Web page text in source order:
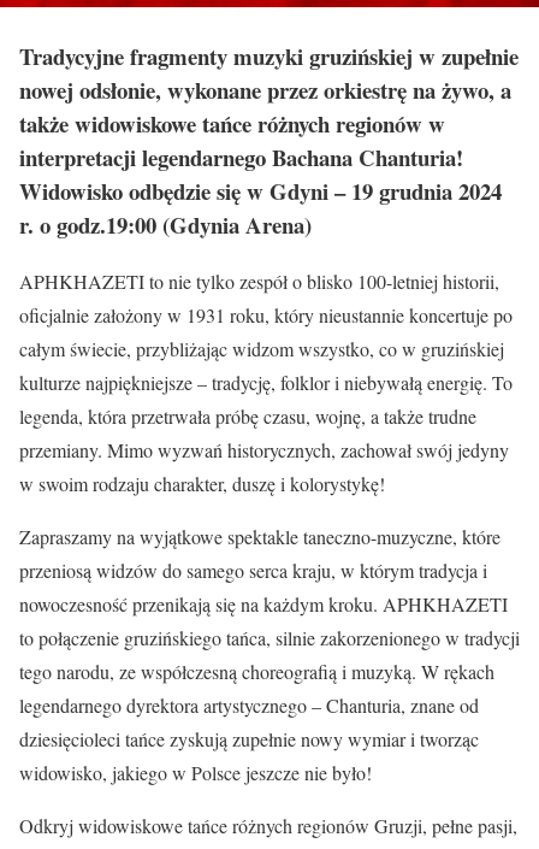
Tradycyjne fragmenty muzyki gruzińskiej w zupełnie
nowej odsłonie, wykonane przez orkiestrę na żywo, a
także widowiskowe tańce różnych regionów w
interpretacji legendarnego Bachana Chanturia!
Widowisko odbędzie się w Gdyni – 19 grudnia 2024
r. o godz.19:00 (Gdynia Arena)
APHKHAZETI to nie tylko zespół o blisko 100-letniej historii,
oficjalnie założony w 1931 roku, który nieustannie koncertuje po
całym świecie, przybliżając widzom wszystko, co w gruzińskiej
kulturze najpiękniejsze – tradycję, folklor i niebywałą energię. To
legenda, która przetrwała próbę czasu, wojnę, a także trudne
przemiany. Mimo wyzwań historycznych, zachował swój jedyny
w swoim rodzaju charakter, duszę i kolorystykę!
Zapraszamy na wyjątkowe spektakle taneczno-muzyczne, które
przeniosą widzów do samego serca kraju, w którym tradycja i
nowoczesność przenikają się na każdym kroku. APHKHAZETI
to połączenie gruzińskiego tańca, silnie zakorzenionego w tradycji
tego narodu, ze współczesną choreografią i muzyką. W rękach
legendarnego dyrektora artystycznego – Chanturia, znane od
dziesięcioleci tańce zyskują zupełnie nowy wymiar i tworząc
widowisko, jakiego w Polsce jeszcze nie było!
Odkryj widowiskowe tańce różnych regionów Gruzji, pełne pasji,